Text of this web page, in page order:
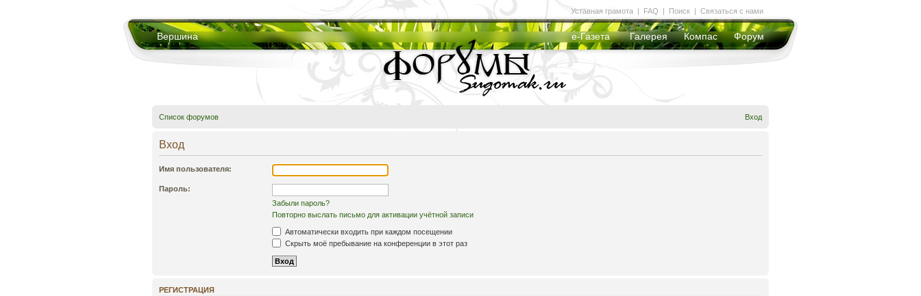
Вершина е-Газета Галерея Компас Форум
Уставная грамота | FAQ | Поиск | Связаться с нами
Список форумов Вход
Вход
Имя пользователя:
Пароль:
Забыли пароль?
Повторно выслать письмо для активации учётной записи
Автоматически входить при каждом посещении
Скрыть моё пребывание на конференции в этот раз
РЕГИСТРАЦИЯ